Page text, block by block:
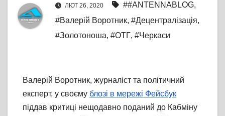
ЛЮТ 26, 2020 ##ANTENNABLOG,
#Валерій Воротник, #Децентралізація,
#Золотоноша, #ОТГ, #Черкаси
Валерій Воротник, журналіст та політичний
експерт, у своєму блозі в мережі Фейсбук
піддав критиці нещодавно поданий до Кабміну